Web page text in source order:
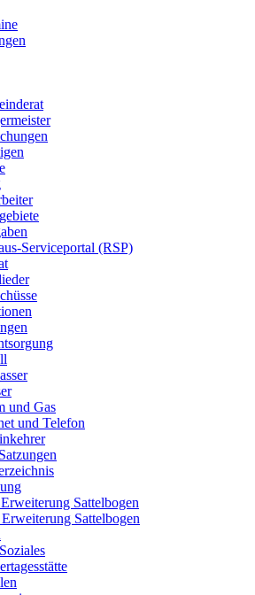
Serviceportal (RSP)
und Gas
und Telefon
Sattelbogen
Sattelbogen